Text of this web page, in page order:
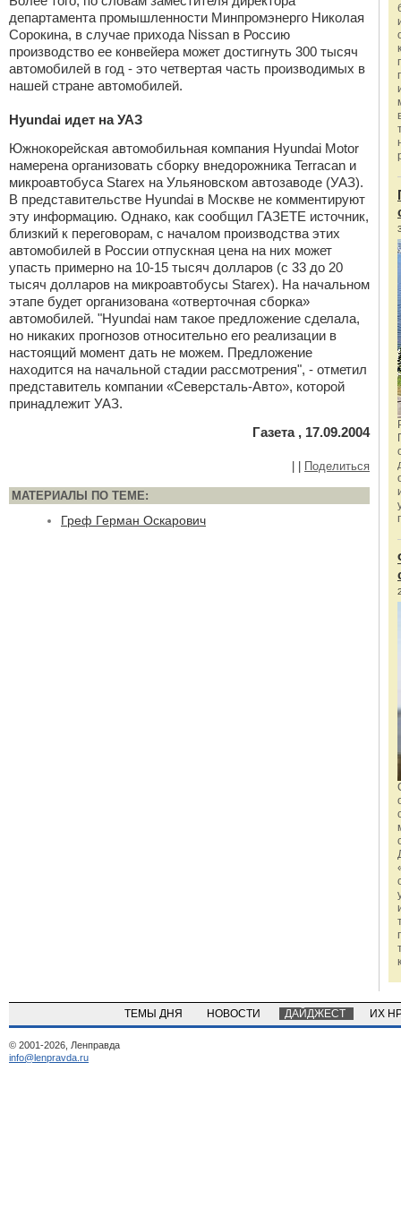
департамента промышленности Минпромэнерго Николая
Сорокина, в случае прихода Nissan в Россию
производство ее конвейера может достигнуть 300 тысяч
автомобилей в год - это четвертая часть производимых в
нашей стране автомобилей.
Hyundai идет на УАЗ
Южнокорейская автомобильная компания Hyundai Motor
намерена организовать сборку внедорожника Terracan и
микроавтобуса Starex на Ульяновском автозаводе (УАЗ).
В представительстве Hyundai в Москве не комментируют
эту информацию. Однако, как сообщил ГАЗЕТЕ источник,
близкий к переговорам, с началом производства этих
автомобилей в России отпускная цена на них может
упасть примерно на 10-15 тысяч долларов (с 33 до 20
тысяч долларов на микроавтобусы Starex). На начальном
этапе будет организована «отверточная сборка»
автомобилей. "Hyundai нам такое предложение сделала,
но никаких прогнозов относительно его реализации в
настоящий момент дать не можем. Предложение
находится на начальной стадии рассмотрения", - отметил
представитель компании «Северсталь-Авто», которой
принадлежит УАЗ.
Газета , 17.09.2004
Поделиться
МАТЕРИАЛЫ ПО ТЕМЕ:
Греф Герман Оскарович
ТЕМЫ ДНЯ НОВОСТИ ДАЙДЖЕСТ ИХ
© 2001-2026, Ленправда
info@lenpravda.ru